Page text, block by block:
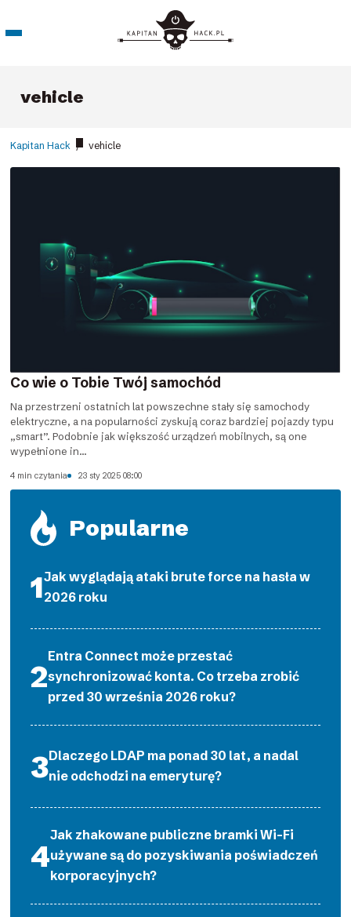
vehicle
Kapitan Hack / vehicle
Co wie o Tobie Twój samochód
Na przestrzeni ostatnich lat powszechne stały się samochody
elektryczne, a na popularności zyskują coraz bardziej pojazdy typu
„smart”. Podobnie jak większość urządzeń mobilnych, są one
wypełnione in...
4 min czytania 23 sty 2025 08:00
Popularne
Jak wyglądają ataki brute force na hasła w
2026 roku
Entra Connect może przestać
synchronizować konta. Co trzeba zrobić
przed 30 września 2026 roku?
Dlaczego LDAP ma ponad 30 lat, a nadal
nie odchodzi na emeryturę?
Jak zhakowane publiczne bramki Wi-Fi
używane są do pozyskiwania poświadczeń
korporacyjnych?